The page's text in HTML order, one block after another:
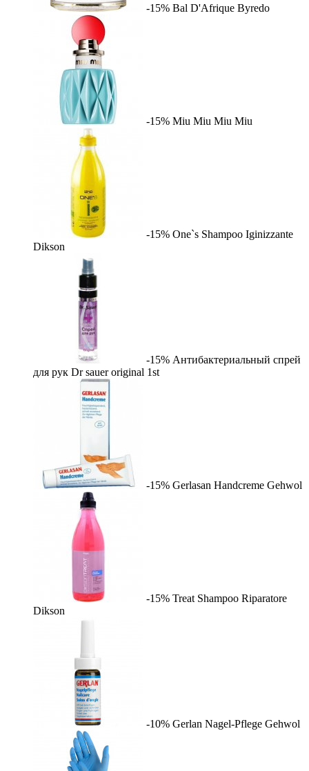
-15% Bal D'Afrique Byredo
-15% Miu Miu Miu Miu
-15% One`s Shampoo Iginizzante
Dikson
-15% Антибактериальный спрей
для рук Dr sauer original 1st
-15% Gerlasan Handcreme Gehwol
-15% Treat Shampoo Riparatore
Dikson
-10% Gerlan Nagel-Pflege Gehwol